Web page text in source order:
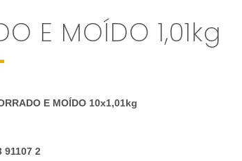
E MOÍDO 1,01kg
E MOÍDO 10x1,01kg
91107 2